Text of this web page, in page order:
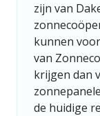
zijn van
kunnen
van
krijgen dan
de huidige